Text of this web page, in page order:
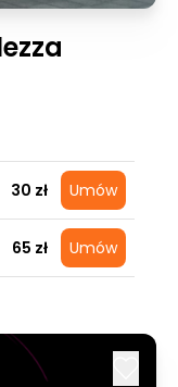
30 zł Umów
65 zł Umów